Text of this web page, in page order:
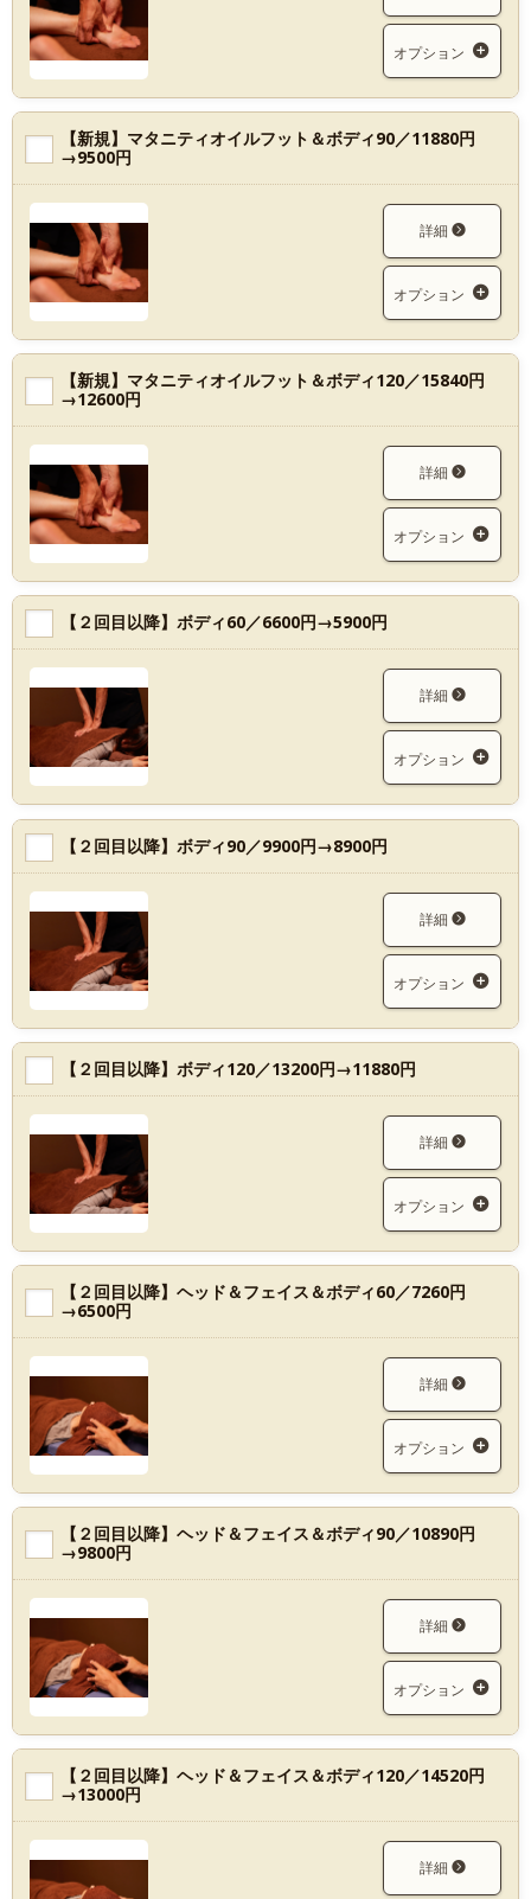
オプション
【新規】マタニティオイルフット＆ボディ90／11880円
→9500円
詳細
オプション
【新規】マタニティオイルフット＆ボディ120／15840円
→12600円
詳細
オプション
【２回目以降】ボディ60／6600円→5900円
詳細
オプション
【２回目以降】ボディ90／9900円→8900円
詳細
オプション
【２回目以降】ボディ120／13200円→11880円
詳細
オプション
【２回目以降】ヘッド＆フェイス＆ボディ60／7260円
→6500円
詳細
オプション
【２回目以降】ヘッド＆フェイス＆ボディ90／10890円
→9800円
詳細
オプション
【２回目以降】ヘッド＆フェイス＆ボディ120／14520円
→13000円
詳細